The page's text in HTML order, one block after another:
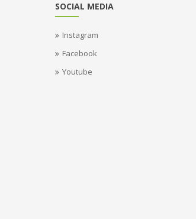
SOCIAL MEDIA
Instagram
Facebook
Youtube